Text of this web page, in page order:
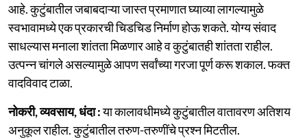
आहे. कुटुंबातील जबाबदाऱ्या जास्त प्रमाणात घ्याव्या लागल्यामुळे
स्वभावामध्ये एक प्रकारची चिडचिड निर्माण होऊ शकते. योग्य संवाद
साधल्यास मनाला शांतता मिळणार आहे व कुटुंबातही शांतता राहील.
उत्पन्न चांगले असल्यामुळे आपण सर्वांच्या गरजा पूर्ण करू शकाल. फक्त
वादविवाद टाळा.
नोकरी, व्यवसाय, धंदा :या कालावधीमध्ये कुटुंबातील वातावरण अतिशय
अनुकूल राहील. कुटुंबातील तरुण-तरुणींचे प्रश्न मिटतील.